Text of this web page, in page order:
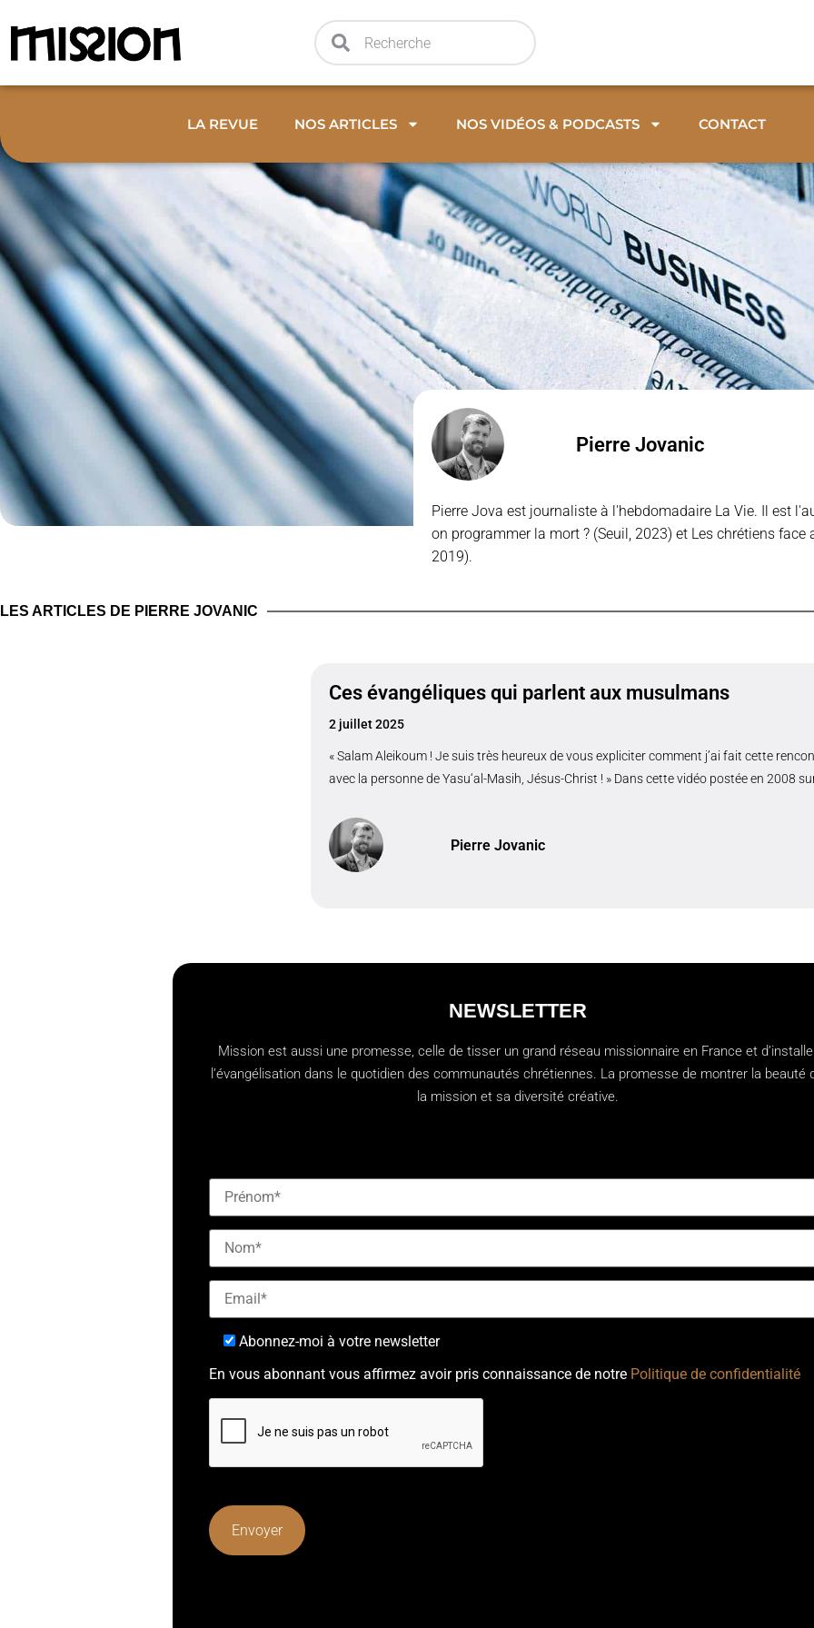
LA REVUE NOS ARTICLES NOS VIDÉOS & PODCASTS CONTACT
Pierre Jovanic
Pierre Jova est journaliste à l'hebdomadaire La Vie. Il est
on programmer la mort ? (Seuil, 2023) et Les chrétiens face
2019).
LES ARTICLES DE PIERRE JOVANIC
Ces évangéliques qui parlent aux musulmans
2 juillet 2025
« Salam Aleikoum ! Je suis très heureux de vous expliciter comment j’ai fait cette
avec la personne de Yasu‘al-Masih, Jésus-Christ ! » Dans cette vidéo postée en 2008
Pierre Jovanic
NEWSLETTER
Mission est aussi une promesse, celle de tisser un grand réseau missionnaire en France et
l’évangélisation dans le quotidien des communautés chrétiennes. La promesse de montrer la beauté
la mission et sa diversité créative.
Abonnez-moi à votre newsletter
En vous abonnant vous affirmez avoir pris connaissance de notre Politique de confidentialité